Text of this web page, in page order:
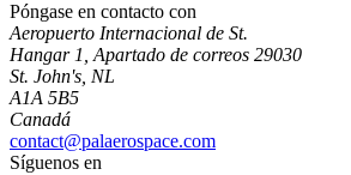
Póngase en contacto con
Aeropuerto Internacional de St.
Hangar 1, Apartado de correos 29030
St. John's, NL
A1A 5B5
Canadá
contact@palaerospace.com
Síguenos en